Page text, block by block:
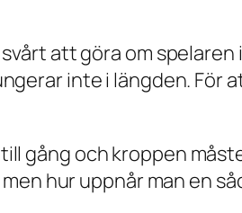
att göra om spelaren
inte i längden. För
gång och kroppen
hur uppnår man en